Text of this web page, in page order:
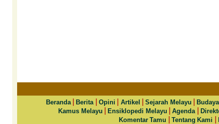
Beranda|Berita Opini Artikel |Sejarah Melayu |
Kamus Melayu
|Ensiklopedi Melayu |Agenda |
Komentar Tamu
|Tentang Kami |